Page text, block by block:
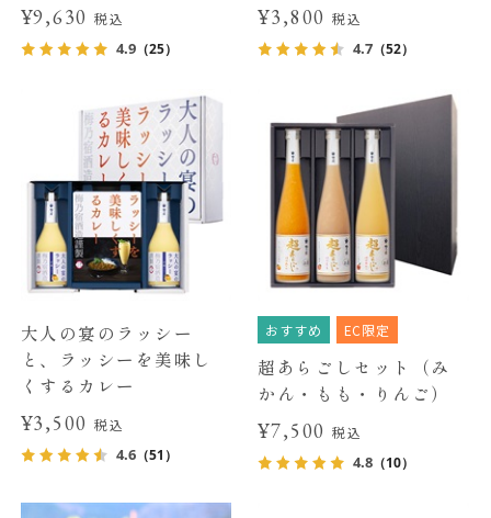
¥9,630税込
4.9（25）
¥3,800 税込
4.7 （52）
大人の宴のラッシー
と、ラッシーを美味し
くするカレー
¥3,500税込
4.6（51）
おすすめ EC限定
超あらごしセット（み
かん・もも・りんご）
¥7,500 税込
4.8 （10）